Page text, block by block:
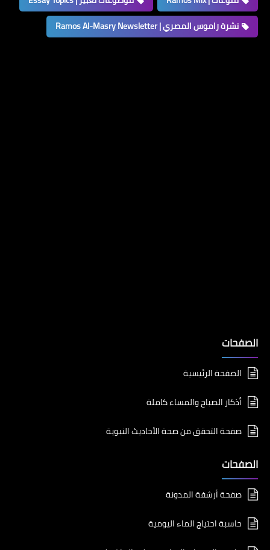
نشرة راموس المصري | Ramos Al-Masry Newsletter
الصفحات
الصفحة الرئيسية
أذكار الصباح والمساء كاملة
صفحة التحقق من صحة الأحاديث النبوية
الصفحات
صفحة أرشفة المدونة
حاسبة احتياج الماء اليومية